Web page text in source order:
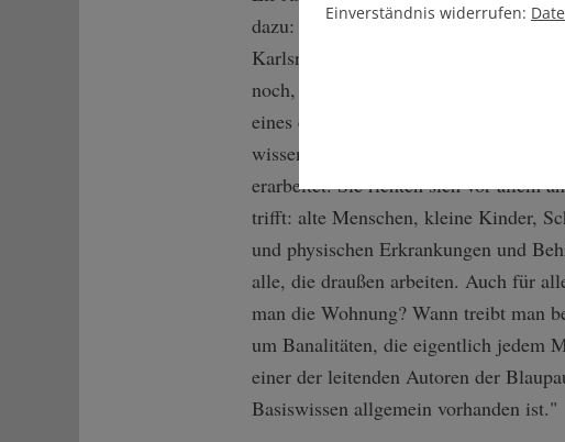
dazu: Im Oktober 2021 beschloss der
Karlsruhe arbeitet derzeit an einem
noch, und in Stuttgart fordert unter
eines erstellen soll. Im Austausch mit
wissenschaftlicher Begleitung wurden
erarbeitet. Sie richten sich vor allem
trifft: alte Menschen, kleine Kinder,
und physischen Erkrankungen und
alle, die draußen arbeiten. Auch für
man die Wohnung? Wann treibt man
um Banalitäten, die eigentlich jedem
einer der leitenden Autoren der
Basiswissen allgemein vorhanden ist."
Einverständnis widerrufen: